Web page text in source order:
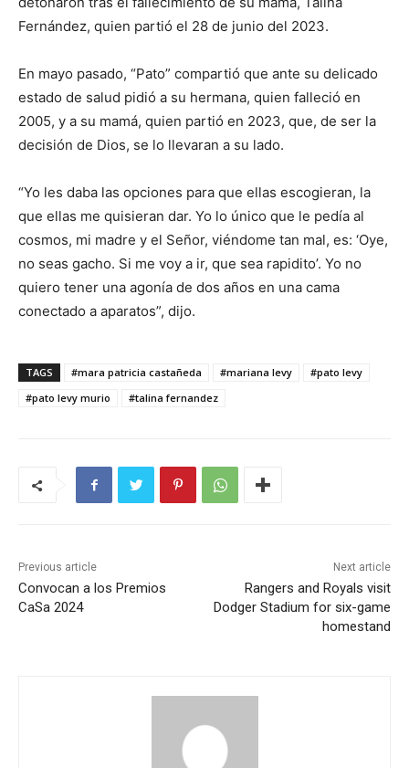
Fernández, quien partió el 28 de junio del 2023.
En mayo pasado, “Pato” compartió que ante su delicado
estado de salud pidió a su hermana, quien falleció en
2005, y a su mamá, quien partió en 2023, que, de ser la
decisión de Dios, se lo llevaran a su lado.
“Yo les daba las opciones para que ellas escogieran, la
que ellas me quisieran dar. Yo lo único que le pedía al
cosmos, mi madre y el Señor, viéndome tan mal, es: ‘Oye,
no seas gacho. Si me voy a ir, que sea rapidito’. Yo no
quiero tener una agonía de dos años en una cama
conectado a aparatos”, dijo.
TAGS #mara patricia castañeda #mariana levy
#pato levy
#pato levy murio
#talina fernandez
Previous article
Convocan a los Premios
CaSa 2024
Next article
Rangers and Royals visit
Dodger Stadium for six-game
homestand